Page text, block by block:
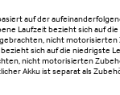
auf der
Laufzeit bezieht sich auf
nicht motorisierten
sich auf die niedrigste
nicht motorisierten
Akku ist separat als